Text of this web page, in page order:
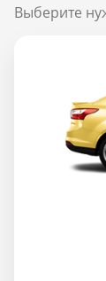
Выберите